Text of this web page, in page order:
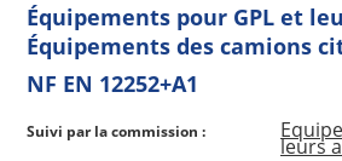
Équipements pour GPL et
Équipements des camions
NF EN 12252+A1
Suivi par la commission :
leurs